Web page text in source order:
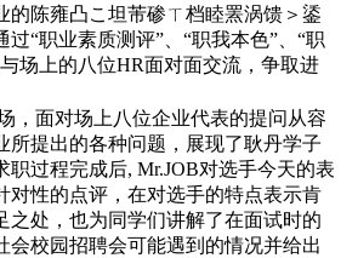
的陈雍凸こ坦芾碜ㄒ档睦罴涡馈＞鋈
“职业素质测评”、“职我本色”、“职
场上的八位HR面对面交流，争取进
面对场上八位企业代表的提问从容
所提出的各种问题，展现了耿丹学子
职过程完成后, Mr.JOB对选手今天的表
对性的点评，在对选手的特点表示肯
之处，也为同学们讲解了在面试时的
会校园招聘会可能遇到的情况并给出